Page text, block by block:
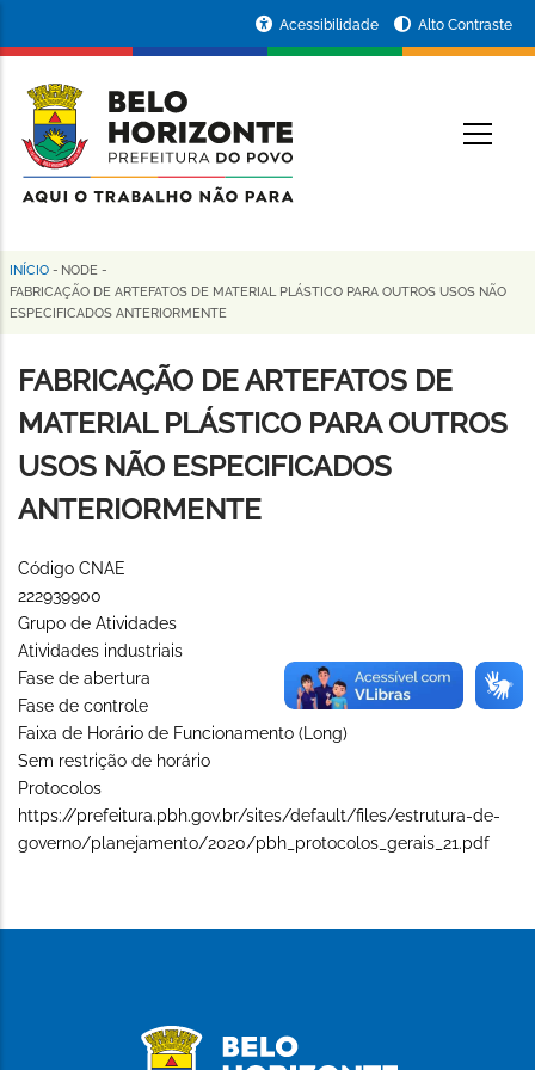
conteúdo
principal
da
Prefeitura
de
Horizonte
Acessibilidade Alto Contraste
Trilha
de
navegação
INÍCIO - NODE -
FABRICAÇÃO DE ARTEFATOS DE MATERIAL PLÁSTICO PARA OUTROS USOS NÃO
ESPECIFICADOS ANTERIORMENTE
FABRICAÇÃO DE ARTEFATOS DE
MATERIAL PLÁSTICO PARA OUTROS
USOS NÃO ESPECIFICADOS
ANTERIORMENTE
Código CNAE
222939900
Grupo de Atividades
Atividades industriais
Fase de abertura
Fase de controle
Faixa de Horário de Funcionamento (Long)
Sem restrição de horário
Protocolos
https://prefeitura.pbh.gov.br/sites/default/files/estrutura-de-
governo/planejamento/2020/pbh_protocolos_gerais_21.pdf